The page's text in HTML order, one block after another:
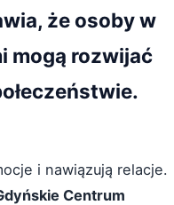
że osoby w
mogą rozwijać
i nawiązują relacje.
Centrum